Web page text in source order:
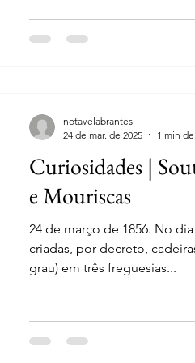
Curiosidades |
e Mouriscas
24 de março de 1856. No
criadas, por decreto,
grau) em três freguesias...
notavelabrantes
24 de mar. de 2025
1 min